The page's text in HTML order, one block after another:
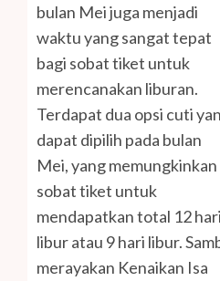
bulan Mei juga menjadi
waktu yang sangat tepat
bagi sobat tiket untuk
merencanakan liburan.
Terdapat dua opsi cuti
dapat dipilih pada bulan
Mei, yang memungkinkan
sobat tiket untuk
mendapatkan total 12 hari
libur atau 9 hari libur.
merayakan Kenaikan Isa